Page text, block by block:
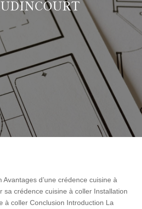
d’une crédence cuisine à
sa crédence cuisine à coller Installation
à coller Conclusion Introduction La